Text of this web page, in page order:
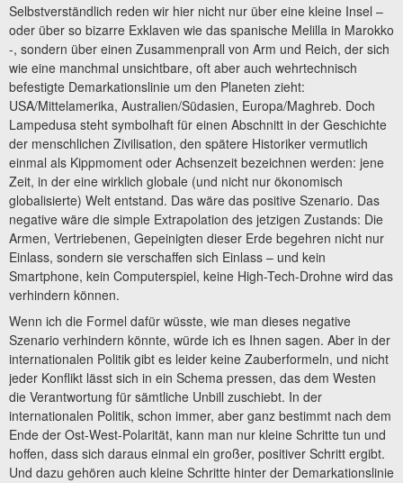
Selbstverständlich reden wir hier nicht nur über eine kleine Insel –
oder über so bizarre Exklaven wie das spanische Melilla in Marokko
-, sondern über einen Zusammenprall von Arm und Reich, der sich
wie eine manchmal unsichtbare, oft aber auch wehrtechnisch
befestigte Demarkationslinie um den Planeten zieht:
USA/Mittelamerika, Australien/Südasien, Europa/Maghreb. Doch
Lampedusa steht symbolhaft für einen Abschnitt in der Geschichte
der menschlichen Zivilisation, den spätere Historiker vermutlich
einmal als Kippmoment oder Achsenzeit bezeichnen werden: jene
Zeit, in der eine wirklich globale (und nicht nur ökonomisch
globalisierte) Welt entstand. Das wäre das positive Szenario. Das
negative wäre die simple Extrapolation des jetzigen Zustands: Die
Armen, Vertriebenen, Gepeinigten dieser Erde begehren nicht nur
Einlass, sondern sie verschaffen sich Einlass – und kein
Smartphone, kein Computerspiel, keine High-Tech-Drohne wird das
verhindern können.
Wenn ich die Formel dafür wüsste, wie man dieses negative
Szenario verhindern könnte, würde ich es Ihnen sagen. Aber in der
internationalen Politik gibt es leider keine Zauberformeln, und nicht
jeder Konflikt lässt sich in ein Schema pressen, das dem Westen
die Verantwortung für sämtliche Unbill zuschiebt. In der
internationalen Politik, schon immer, aber ganz bestimmt nach dem
Ende der Ost-West-Polarität, kann man nur kleine Schritte tun und
hoffen, dass sich daraus einmal ein großer, positiver Schritt ergibt.
Und dazu gehören auch kleine Schritte hinter der Demarkationslinie